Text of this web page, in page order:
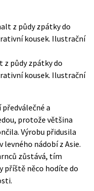
půdy zpátky do
kousek. Ilustrační
a
protože většina
Výrobu přidusila
nádobí z Asie.
zůstává, tím
příště něco hodíte do